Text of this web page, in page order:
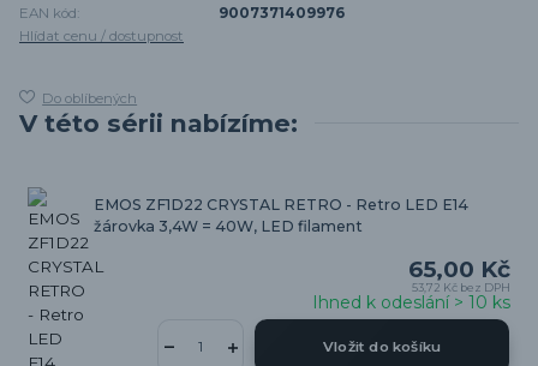
EAN kód:
9007371409976
Hlídat cenu / dostupnost
Do oblíbených
V této sérii nabízíme:
EMOS ZF1D22 CRYSTAL RETRO - Retro LED E14
žárovka 3,4W = 40W, LED filament
65,00 Kč
53,72 Kč bez DPH
Ihned k odeslání > 10 ks
Vložit do košíku